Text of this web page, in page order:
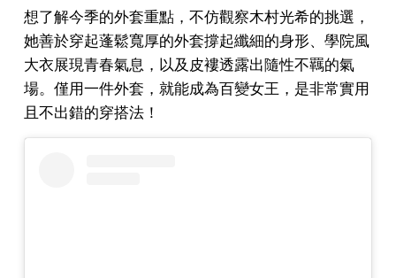
想了解今季的外套重點，不仿觀察木村光希的挑選，
她善於穿起蓬鬆寬厚的外套撐起纖細的身形、學院風
大衣展現青春氣息，以及皮褸透露出隨性不羈的氣
場。僅用一件外套，就能成為百變女王，是非常實用
且不出錯的穿搭法！